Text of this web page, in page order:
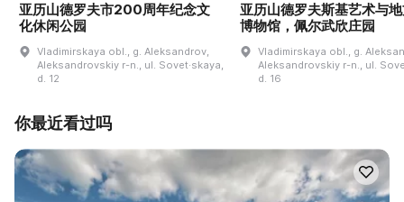
亚历山德罗夫市200周年纪念文
化休闲公园
Vladimirskaya obl., g. Aleksandrov,
Aleksandrovskiy r-n., ul. Sovet·skaya,
d. 12
亚历山德罗夫斯基艺术与
博物馆，佩尔武欣庄园
Vladimirskaya obl., g.
Aleksandrovskiy r-n., ul.
d. 16
你最近看过吗